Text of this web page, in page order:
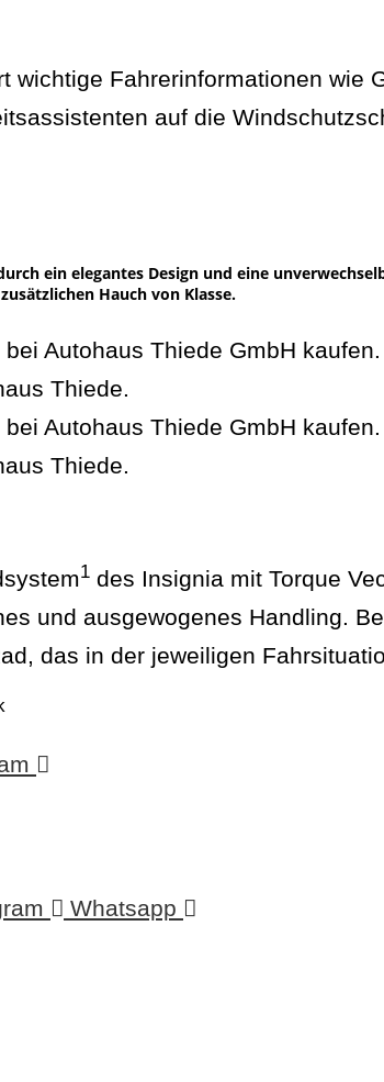
wichtige Fahrerinformationen wie
auf die
ein elegantes Design und eine
Hauch von Klasse.
1 des Insignia mit Torque
und ausgewogenes Handling.
das in der jeweiligen
Whatsapp